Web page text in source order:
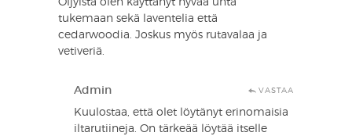
Öljyistä olen käyttänyt hyvää unta
tukemaan sekä laventelia että
cedarwoodia. Joskus myös rutavalaa ja
vetiveriä.
Admin VASTAA
Kuulostaa, että olet löytänyt erinomaisia
iltarutiineja. On tärkeää löytää itselle